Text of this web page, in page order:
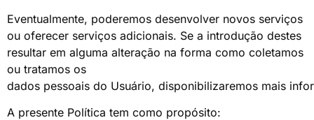
Eventualmente, poderemos desenvolver novos serviços
ou oferecer serviços adicionais. Se a introdução destes
resultar em alguma alteração na forma como coletamos
ou tratamos os
dados pessoais do Usuário, disponibilizaremos mais
A presente Política tem como propósito: